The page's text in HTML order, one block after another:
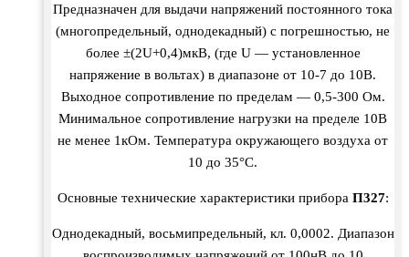
Предназначен для выдачи напряжений постоянного тока
(многопредельный, однодекадный) с погрешностью, не
более ±(2U+0,4)мкВ, (где U — установленное
напряжение в вольтах) в диапазоне от 10-7 до 10В.
Выходное сопротивление по пределам — 0,5-300 Ом.
Минимальное сопротивление нагрузки на пределе 10В
не менее 1кОм. Температура окружающего воздуха от
10 до 35°С.
Основные технические характеристики прибора П327:
Однодекадный, восьмипредельный, кл. 0,0002. Диапазон